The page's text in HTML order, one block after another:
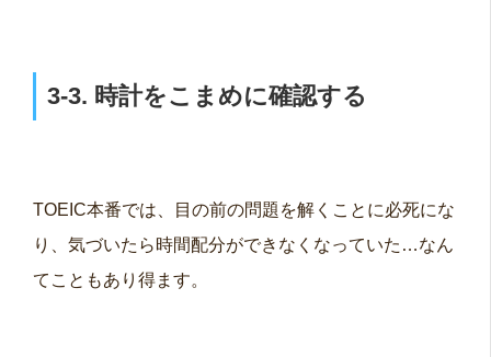
3-3. 時計をこまめに確認する
TOEIC本番では、目の前の問題を解くことに必死にな
り、気づいたら時間配分ができなくなっていた…なん
てこともあり得ます。